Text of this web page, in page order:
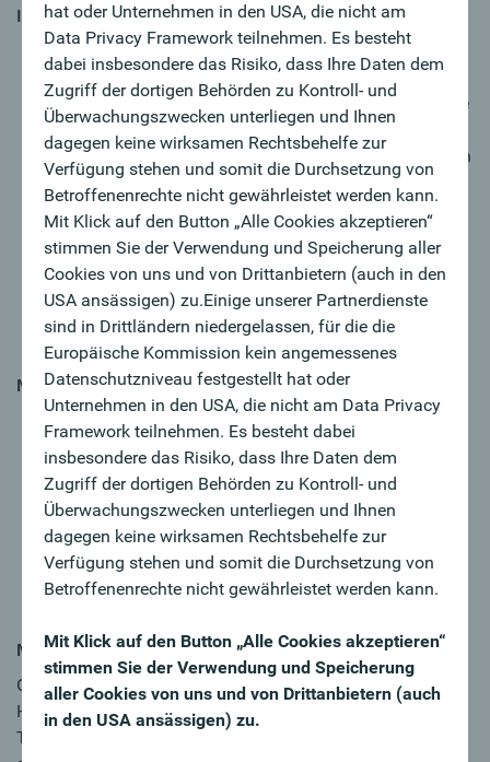
IN DETAIL
Durch „training on the job“ und zielgerichtete
Seminare erhalten Sie eine fundierte Ausbildung,
lernen unser Unternehmen kennen und setzen Akzente
im Vertrieb
Laufende Beratung und Betreuung unserer Kund:innen
zu Finanzthemen machen Sie zum/zur künftigen
Spezialist:in in der Finanzbranche
Durch Ihre empathische Art erkennen Sie
Kundenbedürfnisse und kreieren individuelle
Lösungen
Sie haben Lust Ihr Netzwerk zu vergrößern und eine
nachhaltige Kundenbeziehung ist Ihnen wichtig
MY CHALLENGE
Sie verfügen über eine abgeschlossene
kaufmännische Ausbildung und haben mehrjährige
Berufserfahrung in der Bank- oder
Versicherungsbranche mit aktiven Kundenkontakt
Sie handeln verkaufs-, kunden- und lösungsorientiert
Eigeninitiative und Kommunikationsstärke zeichnen
Sie aus
Sie sind flexibel und arbeiten gerne im Team
MY FUTURE
Oberbank ist anders, weil Sie Ihre Karriere selbst in der
Hand haben und wir Sie dabei unterstützen. Werden Sie
Teil des erfolgreichen Oberbank-Teams und wir arbeiten
hat oder Unternehmen in den USA, die nicht am
Data Privacy Framework teilnehmen. Es besteht
dabei insbesondere das Risiko, dass Ihre Daten dem
Zugriff der dortigen Behörden zu Kontroll- und
Überwachungszwecken unterliegen und Ihnen
dagegen keine wirksamen Rechtsbehelfe zur
Verfügung stehen und somit die Durchsetzung von
Betroffenenrechte nicht gewährleistet werden kann.
Mit Klick auf den Button „Alle Cookies akzeptieren“
stimmen Sie der Verwendung und Speicherung aller
Cookies von uns und von Drittanbietern (auch in den
USA ansässigen) zu.Einige unserer Partnerdienste
sind in Drittländern niedergelassen, für die die
Europäische Kommission kein angemessenes
Datenschutzniveau festgestellt hat oder
Unternehmen in den USA, die nicht am Data Privacy
Framework teilnehmen. Es besteht dabei
insbesondere das Risiko, dass Ihre Daten dem
Zugriff der dortigen Behörden zu Kontroll- und
Überwachungszwecken unterliegen und Ihnen
dagegen keine wirksamen Rechtsbehelfe zur
Verfügung stehen und somit die Durchsetzung von
Betroffenenrechte nicht gewährleistet werden kann.
Mit Klick auf den Button „Alle Cookies akzeptieren“
stimmen Sie der Verwendung und Speicherung
aller Cookies von uns und von Drittanbietern (auch
in den USA ansässigen) zu.